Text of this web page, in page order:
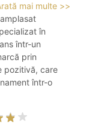
mai multe >>
în
într-un
prin
pozitivă, care
într-o